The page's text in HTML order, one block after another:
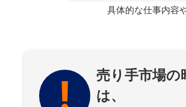
具体的な仕事内容
売り手市場の
は、